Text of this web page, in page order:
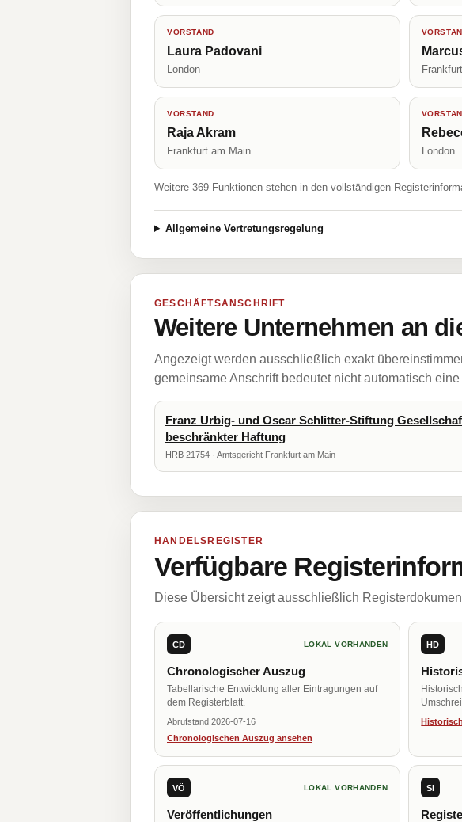
VORSTAND
Laura Padovani
London
VORSTAND
Raja Akram
Frankfurt am Main London
Weitere 369 Funktionen stehen in den vollständigen
Allgemeine Vertretungsregelung
GESCHÄFTSANSCHRIFT
Weitere Unternehmen an
Angezeigt werden ausschließlich exakt
gemeinsame Anschrift bedeutet nicht automatisch
Franz Urbig- und Oscar Schlitter-Stiftung
beschränkter Haftung
HRB 21754 · Amtsgericht Frankfurt am Main
HANDELSREGISTER
Verfügbare
Diese Übersicht zeigt ausschließlich
CD LOKAL VORHANDEN
Chronologischer Auszug
Tabellarische Entwicklung aller Eintragungen auf
dem Registerblatt.
Abrufstand 2026-07-16
Chronologischen Auszug ansehen
HD
VÖ LOKAL VORHANDEN
Veröffentlichungen
SI